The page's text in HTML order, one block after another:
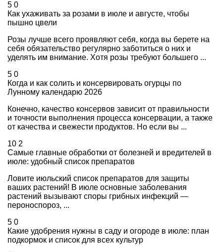
5 0
Как ухаживать за розами в июле и августе, чтобы
пышно цвели
Розы лучше всего проявляют себя, когда вы берете на
себя обязательство регулярно заботиться о них и
уделять им внимание. Хотя розы требуют большего ...
5 0
Когда и как солить и консервировать огурцы по
Лунному календарю 2026
Конечно, качество консервов зависит от правильности
и точности выполнения процесса консервации, а также
от качества и свежести продуктов. Но если вы ...
10 2
Самые главные обработки от болезней и вредителей в
июле: удобный список препаратов
Ловите июльский список препаратов для защиты
ваших растений! В июле основные заболевания
растений вызывают споры грибных инфекций —
пероноспороз, ...
5 0
Какие удобрения нужны в саду и огороде в июле: план
подкормок и список для всех культур